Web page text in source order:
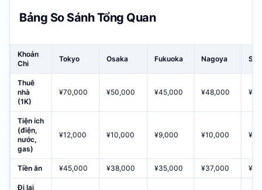
Bảng So Sánh Tổng Quan
Khoản
Chi
Tokyo Osaka Fukuoka Nagoya
Thuê
nhà
(1K)
¥70,000 ¥50,000 ¥45,000 ¥48,000
Tiện ích
(điện,
nước,
gas)
¥12,000 ¥10,000 ¥9,000 ¥10,000
Tiền ăn ¥45,000 ¥38,000 ¥35,000 ¥37,000
Đi lại